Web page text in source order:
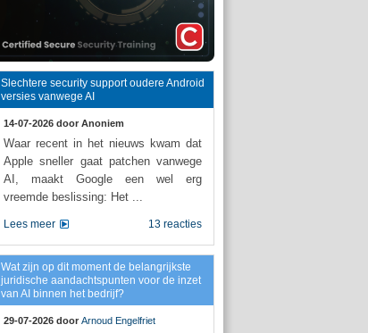
Slechtere security support oudere Android
versies vanwege AI
14-07-2026 door Anoniem
Waar recent in het nieuws kwam dat
Apple sneller gaat patchen vanwege
AI, maakt Google een wel erg
vreemde beslissing: Het ...
13 reacties
Lees meer
Wat zijn op dit moment de belangrijkste
juridische aandachtspunten voor de inzet
van AI binnen het bedrijf?
29-07-2026 door Arnoud Engelfriet